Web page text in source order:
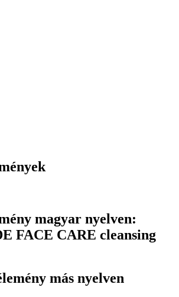
magyar nyelven:
FACE CARE cleansing
más nyelven